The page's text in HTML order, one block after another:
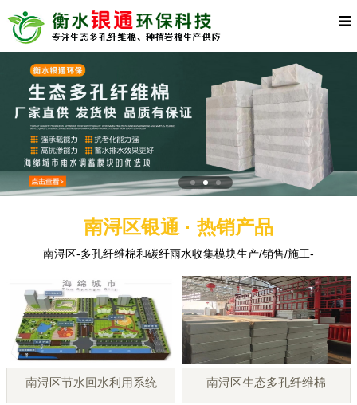
南浔区银通 · 热销产品
南浔区-多孔纤维棉和碳纤雨水收集模块生产/销售/施工-
南浔区节水回水利用系统 南浔区生态多孔纤维棉